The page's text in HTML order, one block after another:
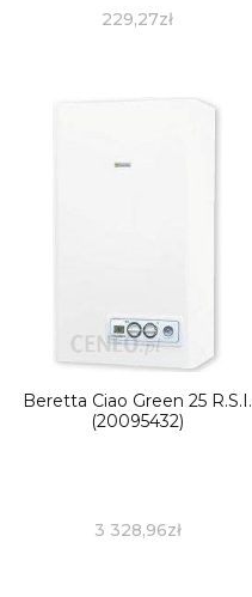
229,27zł
Beretta Ciao Green 25 R.S.I.
(20095432)
3 328,96zł